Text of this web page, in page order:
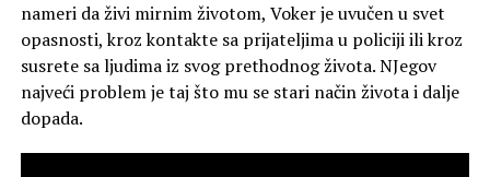
nameri da živi mirnim životom, Voker je uvučen u svet
opasnosti, kroz kontakte sa prijateljima u policiji ili kroz
susrete sa ljudima iz svog prethodnog života. NJegov
najveći problem je taj što mu se stari način života i dalje
dopada.